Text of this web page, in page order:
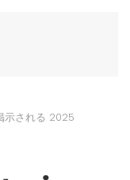
示される 2025